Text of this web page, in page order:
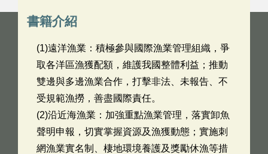
書籍介紹
(1)遠洋漁業：積極參與國際漁業管理組織，爭
取各洋區漁獲配額，維護我國整體利益；推動
雙邊與多邊漁業合作，打擊非法、未報告、不
受規範漁撈，善盡國際責任。
(2)沿近海漁業：加強重點漁業管理，落實卸魚
聲明申報，切實掌握資源及漁獲動態；實施刺
網漁業實名制、棲地環境養護及獎勵休漁等措